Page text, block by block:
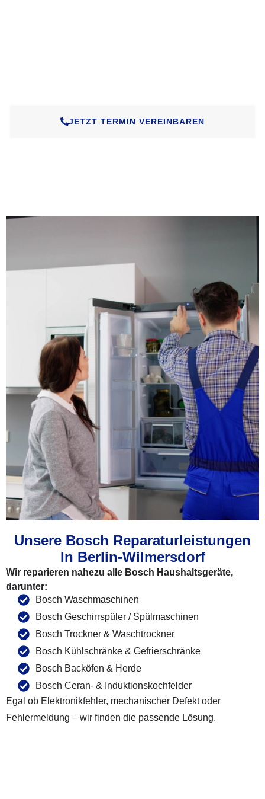
JETZT TERMIN VEREINBAREN
Unsere Bosch Reparaturleistungen
In Berlin-Wilmersdorf
Wir reparieren nahezu alle Bosch Haushaltsgeräte,
darunter:
Bosch Waschmaschinen
Bosch Geschirrspüler / Spülmaschinen
Bosch Trockner & Waschtrockner
Bosch Kühlschränke & Gefrierschränke
Bosch Backöfen & Herde
Bosch Ceran- & Induktionskochfelder
Egal ob Elektronikfehler, mechanischer Defekt oder
Fehlermeldung – wir finden die passende Lösung.